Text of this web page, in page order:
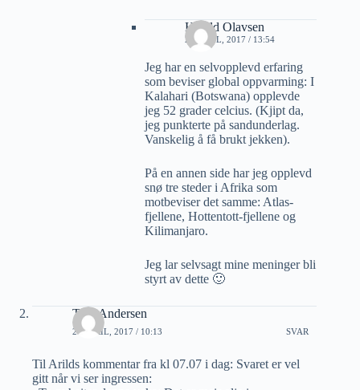
Harald Olavsen
28 APRIL, 2017 / 13:54
Jeg har en selvopplevd erfaring
som beviser global oppvarming: I
Kalahari (Botswana) opplevde
jeg 52 grader celcius. (Kjipt da,
jeg punkterte på sandunderlag.
Vanskelig å få brukt jekken).
På en annen side har jeg opplevd
snø tre steder i Afrika som
motbeviser det samme: Atlas-
fjellene, Hottentott-fjellene og
Kilimanjaro.
Jeg lar selvsagt mine meninger bli
styrt av dette 🙂
Tore Andersen
27 APRIL, 2017 / 10:13 SVAR
Til Arilds kommentar fra kl 07.07 i dag: Svaret er vel
gitt når vi ser ingressen: